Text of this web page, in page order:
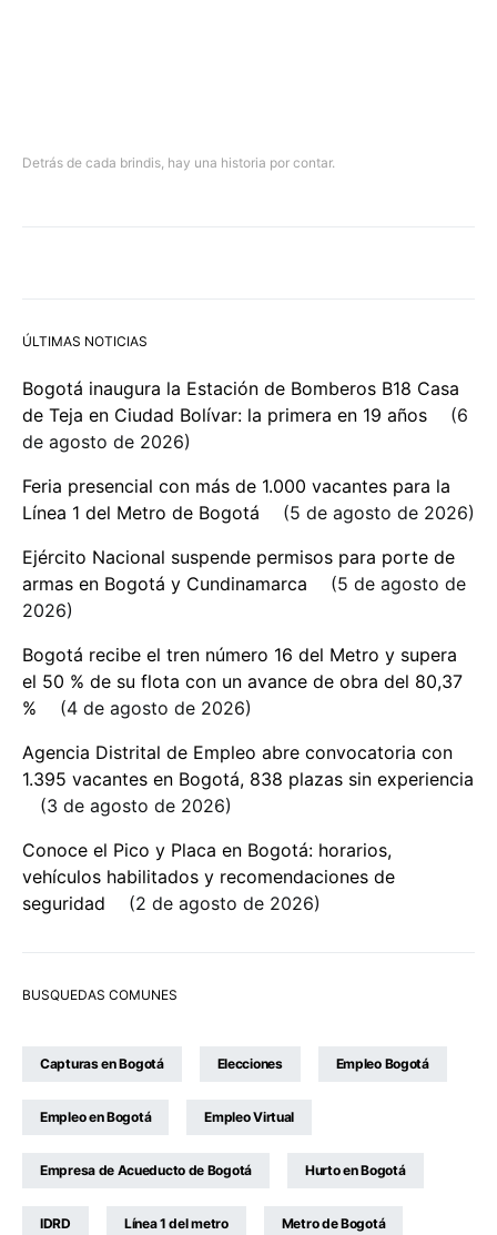
Detrás de cada brindis, hay una historia por contar.
ÚLTIMAS NOTICIAS
Bogotá inaugura la Estación de Bomberos B18 Casa
de Teja en Ciudad Bolívar: la primera en 19 años
6
de agosto de 2026
Feria presencial con más de 1.000 vacantes para la
Línea 1 del Metro de Bogotá
5 de agosto de 2026
Ejército Nacional suspende permisos para porte de
armas en Bogotá y Cundinamarca
5 de agosto de
2026
Bogotá recibe el tren número 16 del Metro y supera
el 50 % de su flota con un avance de obra del 80,37
%
4 de agosto de 2026
Agencia Distrital de Empleo abre convocatoria con
1.395 vacantes en Bogotá, 838 plazas sin experiencia
3 de agosto de 2026
Conoce el Pico y Placa en Bogotá: horarios,
vehículos habilitados y recomendaciones de
seguridad
2 de agosto de 2026
BUSQUEDAS COMUNES
Capturas en Bogotá Elecciones Empleo Bogotá
Empleo en Bogotá Empleo Virtual
Empresa de Acueducto de Bogotá Hurto en Bogotá
IDRD Línea 1 del metro Metro de Bogotá